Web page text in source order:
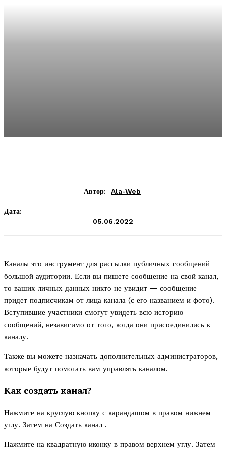
Автор: Ala-Web
Дата:
05.06.2022
Каналы это инструмент для рассылки публичных сообщений
большой аудитории. Если вы пишете сообщение на свой канал,
то ваших личных данных никто не увидит — сообщение
придет подписчикам от лица канала (с его названием и фото).
Вступившие участники смогут увидеть всю историю
сообщений, независимо от того, когда они присоединились к
каналу.
Также вы можете назначать дополнительных администраторов,
которые будут помогать вам управлять каналом.
Как создать канал?
Нажмите на круглую кнопку с карандашом в правом нижнем
углу. Затем на Создать канал .
Нажмите на квадратную иконку в правом верхнем углу. Затем